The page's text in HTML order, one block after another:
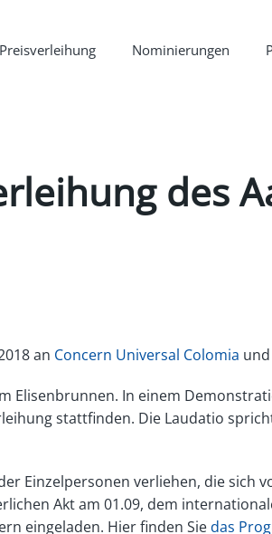
Preisverleihung Nominierungen
des
an Concern Universal Colomia
Elisenbrunnen. In einem
stattfinden. Die Laudatio
Einzelpersonen verliehen, die
Akt am 01.09, dem
eingeladen. Hier finden Siedas